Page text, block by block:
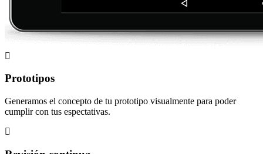
Prototipos
Generamos el concepto de tu prototipo visualmente para poder
cumplir con tus espectativas.